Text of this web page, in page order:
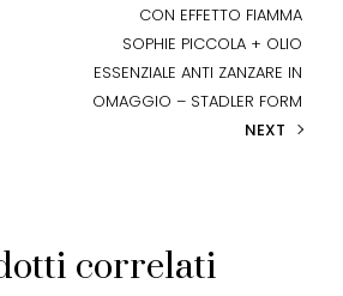
CON EFFETTO FIAMMA
SOPHIE PICCOLA + OLIO
ESSENZIALE ANTI ZANZARE IN
OMAGGIO – STADLER FORM
NEXT
correlati